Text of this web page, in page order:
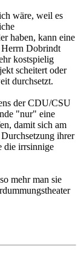
wäre, weil es
haben, kann eine
Dobrindt
kostspielig
scheitert oder
durchsetzt.
der CDU/CSU
"nur" eine
damit sich am
ihrer
die irrsinnige
mehr man sie